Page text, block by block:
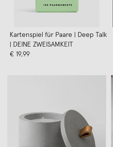
Kartenspiel für Paare | Deep Talk
| DEINE ZWEISAMKEIT
€ 19,99